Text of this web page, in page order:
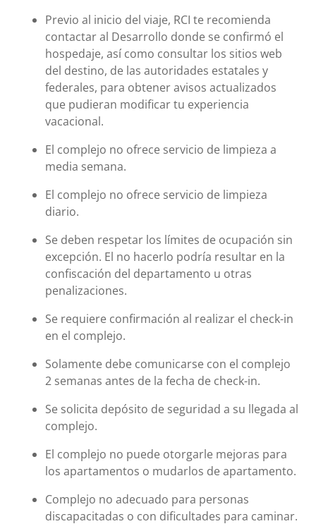
Previo al inicio del viaje, RCI te recomienda
contactar al Desarrollo donde se confirmó el
hospedaje, así como consultar los sitios web
del destino, de las autoridades estatales y
federales, para obtener avisos actualizados
que pudieran modificar tu experiencia
vacacional.
El complejo no ofrece servicio de limpieza a
media semana.
El complejo no ofrece servicio de limpieza
diario.
Se deben respetar los límites de ocupación sin
excepción. El no hacerlo podría resultar en la
confiscación del departamento u otras
penalizaciones.
Se requiere confirmación al realizar el check-in
en el complejo.
Solamente debe comunicarse con el complejo
2 semanas antes de la fecha de check-in.
Se solicita depósito de seguridad a su llegada al
complejo.
El complejo no puede otorgarle mejoras para
los apartamentos o mudarlos de apartamento.
Complejo no adecuado para personas
discapacitadas o con dificultades para caminar.